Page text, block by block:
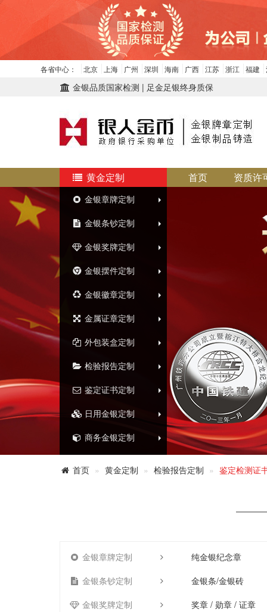
各省中心： 北京 上海 广州 深圳 海南 广西 江苏 浙江 福建
金银品质国家检测 | 足金足银终身质保
黄金定制
金银章牌定制
金银条钞定制
金银奖牌定制
金银摆件定制
金银徽章定制
金属证章定制
外包装盒定制
检验报告定制
鉴定证书定制
日用金银定制
商务金银定制
首页 资质许
首页 黄金定制 检验报告定制 鉴定检测证
金银章牌定制
纯金银纪念章
金银条钞定制
金银条/金银砖
金银奖牌定制
奖章 / 勋章 / 证章